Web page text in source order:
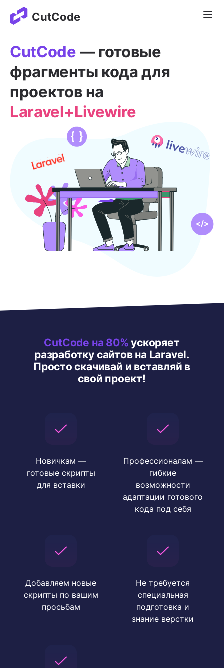
CutCode
CutCode — готовые
фрагменты кода для
проектов на
Laravel+Livewire
CutCode на 80% ускоряет
разработку сайтов на Laravel.
Просто скачивай и вставляй в
свой проект!
Новичкам —
готовые скрипты
для вставки
Профессионалам —
гибкие
возможности
адаптации готового
кода под себя
Добавляем новые
скрипты по вашим
просьбам
Не требуется
специальная
подготовка и
знание верстки